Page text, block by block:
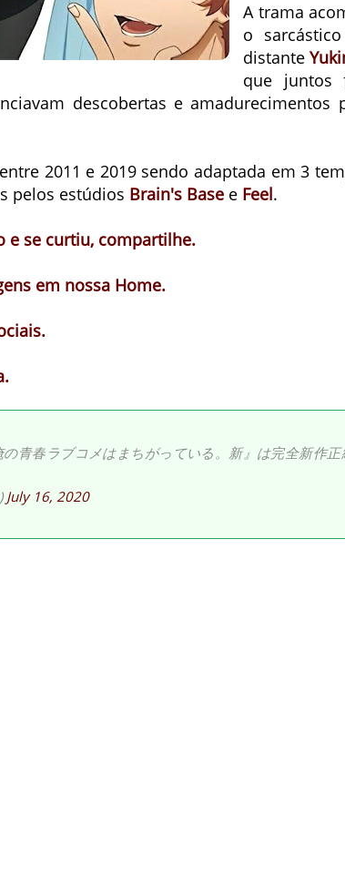
A trama
o
distante
que juntos
descobertas e amadurecimentos
2011 e 2019 sendo adaptada em 3
pelos estúdios Brain's Base e Feel.
e se curtiu, compartilhe.
em nossa Home.
青春ラブコメはまちがっている。新』は完全新作
July 16, 2020